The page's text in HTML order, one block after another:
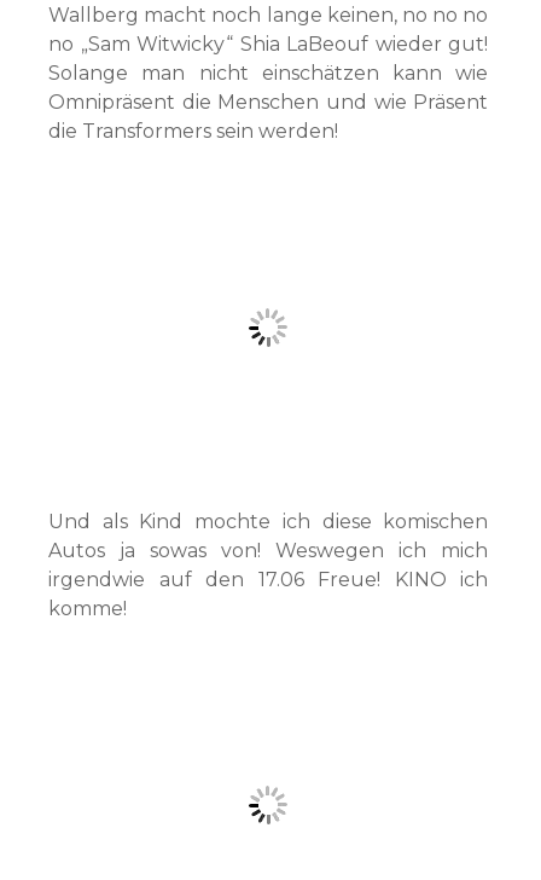
Wallberg macht noch lange keinen, no no no
no „Sam Witwicky“ Shia LaBeouf wieder gut!
Solange man nicht einschätzen kann wie
Omnipräsent die Menschen und wie Präsent
die Transformers sein werden!
Und als Kind mochte ich diese komischen
Autos ja sowas von! Weswegen ich mich
irgendwie auf den 17.06 Freue! KINO ich
komme!